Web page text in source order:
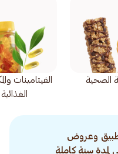
الصحية
الفيتامينات
الغذائية
وعروض
سنة كاملة